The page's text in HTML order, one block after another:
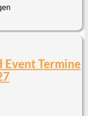
Event Termine